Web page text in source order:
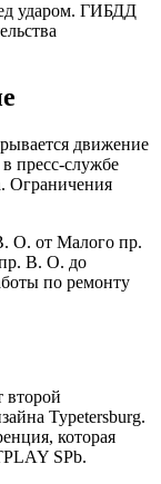
ударом. ГИБДД
движение
пресс-службе
Ограничения
О. от Малого пр.
В. О. до
по ремонту
второй
Typetersburg.
которая
SPb.